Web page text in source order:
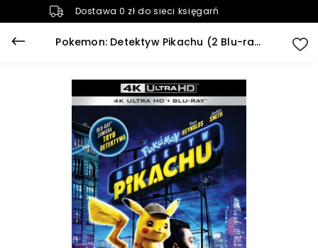
Dostawa 0 zł do sieci księgarń
Pokemon: Detektyw Pikachu (2 Blu-ray 4K)